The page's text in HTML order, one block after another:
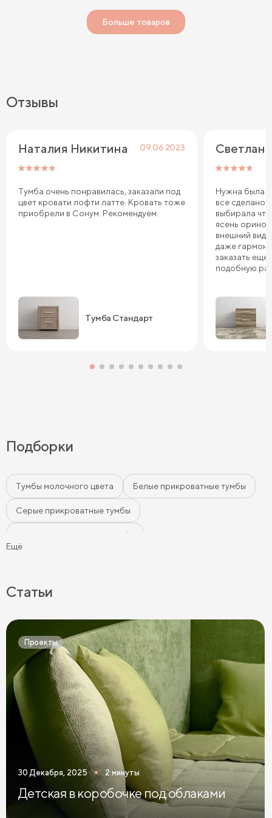
Больше товаров
Отзывы
Наталия Никитина 09.06.2023
Тумба очень понравилась, заказали под
цвет кровати лофти латте. Кровать тоже
приобрели в Сонум. Рекомендуем.
Тумба Стандарт
Светлана
Нужна была
все сделано
выбирала
ясень
внешний вид
даже
заказать еще
подобную
Подборки
Тумбы молочного цвета Белые прикроватные тумбы
Серые прикроватные тумбы
Черные прикроватные тумбы
Прикроватные тумбы в современном стиле
Узкие прикроватные тумбы
Темные прикроватные тумбы
Зеленые прикроватные тумбы
Синие прикроватные тумбы
Коричневые прикроватные тумбы
Светлые прикроватные тумбы
Прикроватные тумбы графит
Ещё
Статьи
Проекты
30 Декабря, 2025 2 минуты
Детская в коробочке под облаками